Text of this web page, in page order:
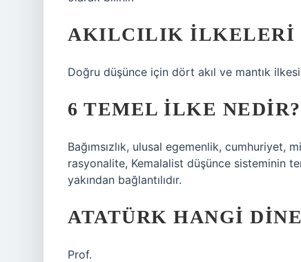
AKILCILIK ILKELERI
Doğru düşünce için dört akıl ve mantık ilkesi
6 TEMEL İLKE NEDIR?
Bağımsızlık, ulusal egemenlik,
rasyonalite, Kemalalist düşünce sisteminin
yakından bağlantılıdır.
ATATÜRK HANGI
Prof.